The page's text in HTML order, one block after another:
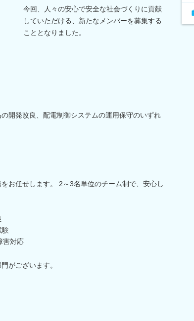
今回、人々の安心で安全な社会づくりに貢献
していただける、新たなメンバーを募集する
こととなりました。
開発改良、配電制御システムの運用保守のいずれ
お任せします。 2～3名単位のチーム制で、安心し
験
害対応
がございます。